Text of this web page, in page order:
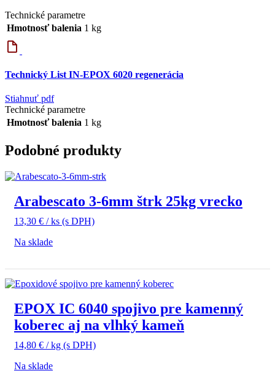
Technické parametre
Hmotnosť balenia 1 kg
Technický List IN-EPOX 6020 regenerácia
Stiahnuť pdf
Technické parametre
Hmotnosť balenia 1 kg
Podobné produkty
Arabescato 3-6mm štrk 25kg vrecko
13,30 € / ks (s DPH)
Na sklade
EPOX IC 6040 spojivo pre kamenný
koberec aj na vlhký kameň
14,80 € / kg (s DPH)
Na sklade